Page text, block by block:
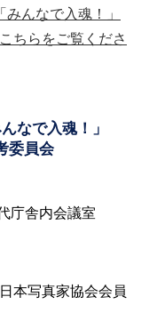
んなで入魂！」
ちらをご覧くださ
なで入魂！」
委員会
庁舎内会議室
本写真家協会会員